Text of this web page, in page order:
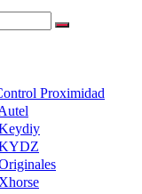
Proximidad